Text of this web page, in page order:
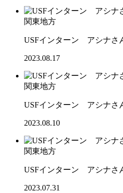
関東地方
USFインターン アシナ
2023.08.17
関東地方
USFインターン アシナさ
2023.08.10
関東地方
USFインターン アシナさ
2023.07.31